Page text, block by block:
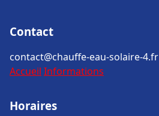
Contact
contact@chauffe-eau-solaire-4.fr
Accueil Informations
Horaires